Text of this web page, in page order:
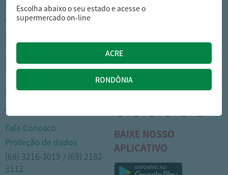
Nossas lojas
Cartão Arasuper
Trabalhe Conosco
Portal do colaborador
Como comprar
Trocas e devoluções
Formas de pagamento
CENTRAL DE
ATENDIMENTO
Fale Conosco
Proteção de dados
(68) 3216-3019 / (69) 2182-
3112
MÍDIAS SOCIAIS
BAIXE NOSSO
APLICATIVO
Escolha abaixo o seu estado e acesse o
supermercado on-line